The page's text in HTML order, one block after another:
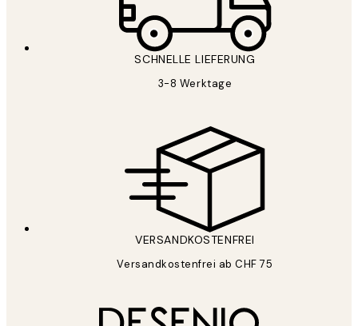
SCHNELLE LIEFERUNG
3-8 Werktage
VERSANDKOSTENFREI
Versandkostenfrei ab CHF 75